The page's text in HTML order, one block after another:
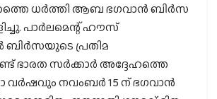
ധര്‍ത്തി ആബ ഭഗവാന്‍ ബിര്‍സ
പാര്‍ലമെന്റ് ഹൗസ്
പ്രതിമ
ഭാരത സര്‍ക്കാര്‍ അദ്ദേഹത്തെ
വര്‍ഷവും നവംബര്‍ 15 ന് ഭഗവാന്‍